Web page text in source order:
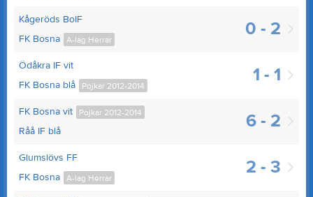
0 - 2
Kågeröds BoIF
A-lag Herrar
FK Bosna
1 - 1
Ödåkra IF vit
Pojkar 2012-2014
FK Bosna blå
6 - 2
Pojkar 2012-2014
FK Bosna vit
Råå IF blå
2 - 3
Glumslövs FF
A-lag Herrar
FK Bosna